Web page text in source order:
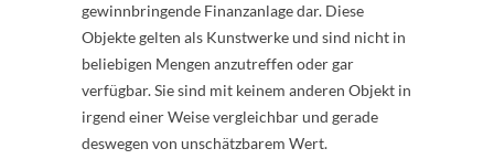
gewinnbringende Finanzanlage dar. Diese
Objekte gelten als Kunstwerke und sind nicht in
beliebigen Mengen anzutreffen oder gar
verfügbar. Sie sind mit keinem anderen Objekt in
irgend einer Weise vergleichbar und gerade
deswegen von unschätzbarem Wert.